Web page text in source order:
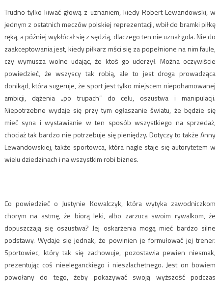
Trudno tylko kiwać głową z uznaniem, kiedy Robert Lewandowski, w
jednym z ostatnich meczów polskiej reprezentacji, wbił do bramki piłkę
ręką, a później wykłócał się z sędzią, dlaczego ten nie uznał gola. Nie do
zaakceptowania jest, kiedy piłkarz mści się za popełnione na nim faule,
czy wymusza wolne udając, że ktoś go uderzył. Można oczywiście
powiedzieć, że wszyscy tak robią, ale to jest droga prowadząca
donikąd, która sugeruje, że sport jest tylko miejscem niepohamowanej
ambicji, dążenia „po trupach” do celu, oszustwa i manipulacji.
Niepotrzebne wydaje się przy tym ogłaszanie światu, że będzie się
mieć syna i wystawianie w ten sposób wszystkiego na sprzedaż,
chociaż tak bardzo nie potrzebuje się pieniędzy. Dotyczy to także Anny
Lewandowskiej, także sportowca, która nagle staje się autorytetem w
wielu dziedzinach i na wszystkim robi biznes.
Co powiedzieć o Justynie Kowalczyk, która wytyka zawodniczkom
chorym na astmę, że biorą leki, albo zarzuca swoim rywalkom, że
dopuszczają się oszustwa? Jej oskarżenia mogą mieć bardzo silne
podstawy. Wydaje się jednak, że powinien je formułować jej trener.
Sportowiec, który tak się zachowuje, pozostawia pewien niesmak,
prezentując coś nieeleganckiego i nieszlachetnego. Jest on bowiem
powołany do tego, żeby pokazywać swoją wyższość podczas